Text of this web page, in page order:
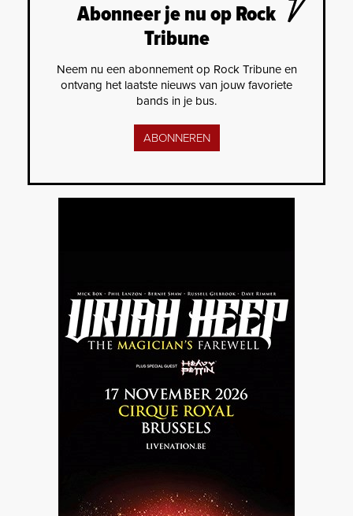
Abonneer je nu op Rock
Tribune
Neem nu een abonnement op Rock Tribune en
ontvang het laatste nieuws van jouw favoriete
bands in je bus.
ABONNEREN